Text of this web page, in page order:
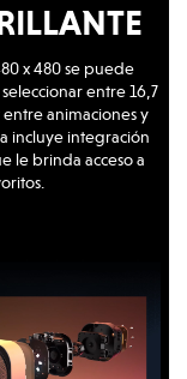
x 480 se puede
entre 16,7
animaciones y
incluye integración
le brinda acceso a